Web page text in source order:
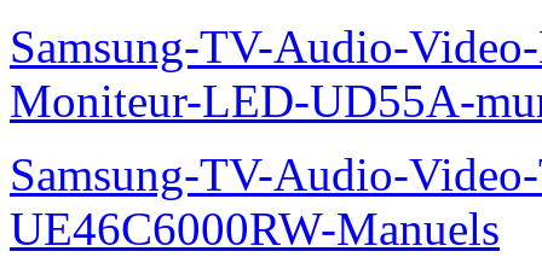
Samsung-TV-Audio-
Moniteur-LED-UD55A-
Samsung-TV-Audio-
UE46C6000RW-Manuels